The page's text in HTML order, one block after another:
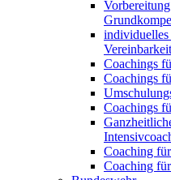
Coachings
Coachings
Coachings
Coaching
Coaching